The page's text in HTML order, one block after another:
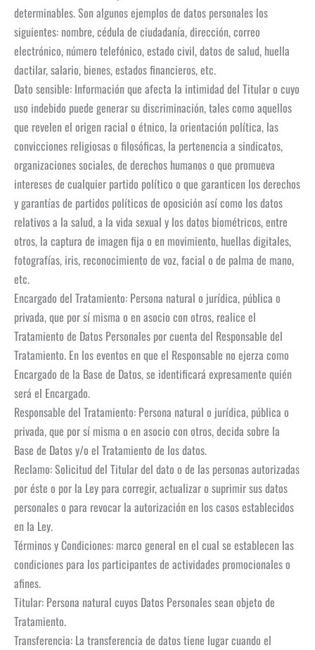
determinables. Son algunos ejemplos de datos personales los
siguientes: nombre, cédula de ciudadanía, dirección, correo
electrónico, número telefónico, estado civil, datos de salud, huella
dactilar, salario, bienes, estados financieros, etc.
Dato sensible: Información que afecta la intimidad del Titular o cuyo
uso indebido puede generar su discriminación, tales como aquellos
que revelen el origen racial o étnico, la orientación política, las
convicciones religiosas o filosóficas, la pertenencia a sindicatos,
organizaciones sociales, de derechos humanos o que promueva
intereses de cualquier partido político o que garanticen los derechos
y garantías de partidos políticos de oposición así como los datos
relativos a la salud, a la vida sexual y los datos biométricos, entre
otros, la captura de imagen fija o en movimiento, huellas digitales,
fotografías, iris, reconocimiento de voz, facial o de palma de mano,
etc.
Encargado del Tratamiento: Persona natural o jurídica, pública o
privada, que por sí misma o en asocio con otros, realice el
Tratamiento de Datos Personales por cuenta del Responsable del
Tratamiento. En los eventos en que el Responsable no ejerza como
Encargado de la Base de Datos, se identificará expresamente quién
será el Encargado.
Responsable del Tratamiento: Persona natural o jurídica, pública o
privada, que por sí misma o en asocio con otros, decida sobre la
Base de Datos y/o el Tratamiento de los datos.
Reclamo: Solicitud del Titular del dato o de las personas autorizadas
por éste o por la Ley para corregir, actualizar o suprimir sus datos
personales o para revocar la autorización en los casos establecidos
en la Ley.
Términos y Condiciones: marco general en el cual se establecen las
condiciones para los participantes de actividades promocionales o
afines.
Titular: Persona natural cuyos Datos Personales sean objeto de
Tratamiento.
Transferencia: La transferencia de datos tiene lugar cuando el